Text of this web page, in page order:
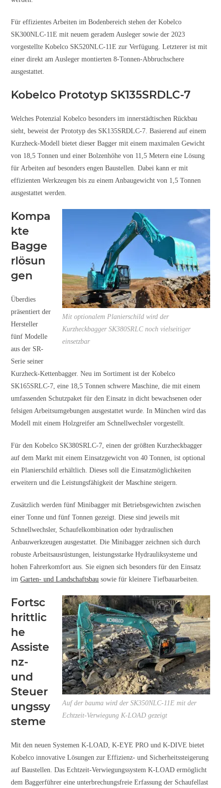
Für effizientes Arbeiten im Bodenbereich stehen der Kobelco
SK300NLC-11E mit neuem geradem Ausleger sowie der 2023
vorgestellte Kobelco SK520NLC-11E zur Verfügung. Letzterer ist mit
einer direkt am Ausleger montierten 8-Tonnen-Abbruchschere
ausgestattet.
Kobelco Prototyp SK135SRDLC-7
Welches Potenzial Kobelco besonders im innerstädtischen Rückbau
sieht, beweist der Prototyp des SK135SRDLC-7. Basierend auf einem
Kurzheck-Modell bietet dieser Bagger mit einem maximalen Gewicht
von 18,5 Tonnen und einer Bolzenhöhe von 11,5 Metern eine Lösung
für Arbeiten auf besonders engen Baustellen. Dabei kann er mit
effizienten Werkzeugen bis zu einem Anbaugewicht von 1,5 Tonnen
ausgestattet werden.
Mit optionalem Planierschild wird der
Kurzheckbagger SK380SRLC noch vielseitiger
einsetzbar
Kompa
kte
Bagge
rlösun
gen
Überdies
präsentiert der
Hersteller
fünf Modelle
aus der SR-
Serie seiner
Kurzheck-Kettenbagger. Neu im Sortiment ist der Kobelco
SK165SRLC-7, eine 18,5 Tonnen schwere Maschine, die mit einem
umfassenden Schutzpaket für den Einsatz in dicht bewachsenen oder
felsigen Arbeitsumgebungen ausgestattet wurde. In München wird das
Modell mit einem Holzgreifer am Schnellwechsler vorgestellt.
Für den Kobelco SK380SRLC-7, einen der größten Kurzheckbagger
auf dem Markt mit einem Einsatzgewicht von 40 Tonnen, ist optional
ein Planierschild erhältlich. Dieses soll die Einsatzmöglichkeiten
erweitern und die Leistungsfähigkeit der Maschine steigern.
Zusätzlich werden fünf Minibagger mit Betriebsgewichten zwischen
einer Tonne und fünf Tonnen gezeigt. Diese sind jeweils mit
Schnellwechsler, Schaufelkombination oder hydraulischen
Anbauwerkzeugen ausgestattet. Die Minibagger zeichnen sich durch
robuste Arbeitsausrüstungen, leistungsstarke Hydrauliksysteme und
hohen Fahrerkomfort aus. Sie eignen sich besonders für den Einsatz
imGarten- und Landschaftsbau sowie für kleinere Tiefbauarbeiten.
Auf der bauma wird der SK350NLC-11E mit der
Echtzeit-Verwiegung K-LOAD gezeigt
Fortsc
hrittlic
he
Assiste
nz-
und
Steuer
ungssy
steme
Mit den neuen Systemen K-LOAD, K-EYE PRO und K-DIVE bietet
Kobelco innovative Lösungen zur Effizienz- und Sicherheitssteigerung
auf Baustellen. Das Echtzeit-Verwiegungssystem K-LOAD ermöglicht
dem Baggerführer eine unterbrechungsfreie Erfassung der Schaufellast